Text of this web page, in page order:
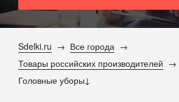
Sdelki.ru
Все города
Товары российских производителей
Головные уборы